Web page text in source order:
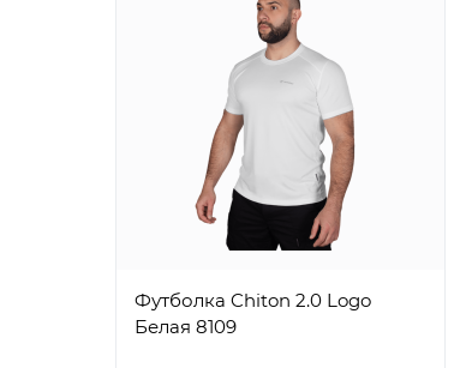
Футболка Chiton 2.0 Logo
Белая 8109